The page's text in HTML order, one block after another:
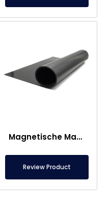
Magnetische Mat – Voor Onder Voet – Voedselveilig
Review Product